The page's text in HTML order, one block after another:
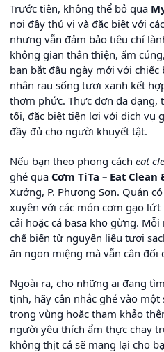
Trước tiên, không thể bỏ qua
nơi đầy thú vị và đặc biệt với
nhưng vẫn đảm bảo tiêu chí
không gian thân thiện, ấm
bạn bắt đầu ngày mới với
nhân rau sống tươi xanh kết
thơm phức. Thực đơn đa dạng,
tối, đặc biệt tiện lợi với dịch vụ
đầy đủ cho người khuyết tật.
Nếu bạn theo phong cách eat
ghé qua Cơm TiTa – Eat Clean
Xưởng, P. Phương Sơn. Quán
xuyên với các món cơm gạo
cải hoặc cá basa kho gừng.
chế biến từ nguyên liệu tươi
ăn ngon miệng mà vẫn cân đối
Ngoài ra, cho những ai đang
tịnh, hãy cân nhắc ghé vào
trong vùng hoặc tham khảo
người yêu thích ẩm thực chay
không thịt cá sẽ mang lại cho